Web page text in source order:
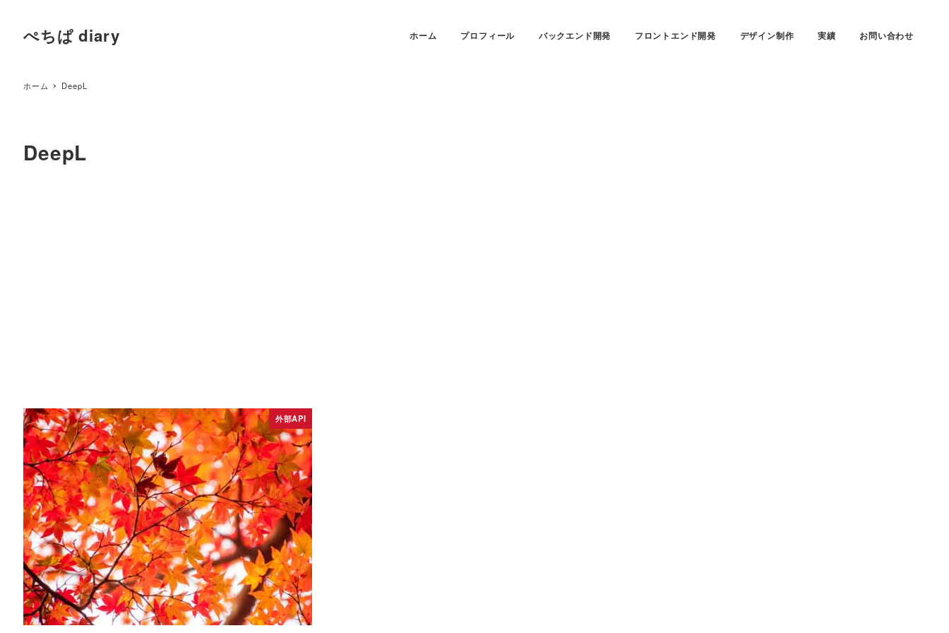
ぺちぱ diary ホーム プロフィール バックエンド開発 フロントエンド開発 デザイン制作 実績 お問い合わせ
ホーム DeepL
DeepL
外部API